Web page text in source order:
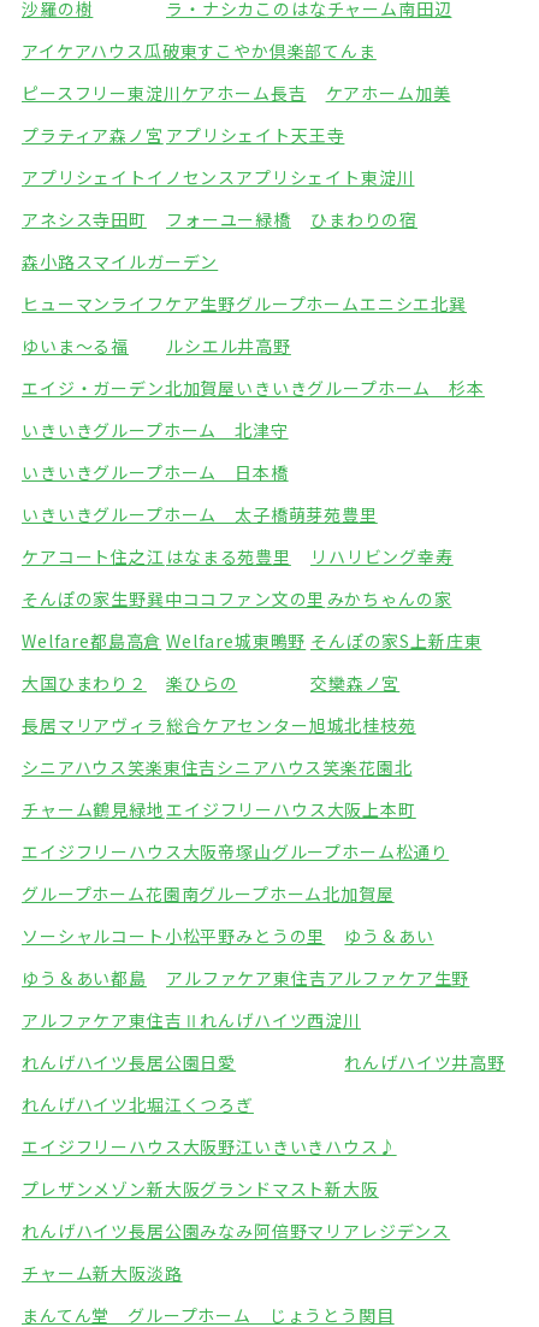
沙羅の樹
ラ・ナシカこのはなチャーム南田辺
アイケアハウス瓜破東すこやか倶楽部てんま
ピースフリー東淀川 ケアホーム長吉
ケアホーム加美
プラティア森ノ宮 アプリシェイト天王寺
アプリシェイトイノセンスアプリシェイト東淀川
アネシス寺田町
フォーユー緑橋
ひまわりの宿
森小路スマイルガーデン
ヒューマンライフケア生野グループホームエニシエ北巽
ゆいま～る福
ルシエル井高野
エイジ・ガーデン北加賀屋いきいきグループホーム 杉本
いきいきグループホーム 北津守
いきいきグループホーム 日本橋
いきいきグループホーム 太子橋萌芽苑豊里
ケアコート住之江 はなまる苑豊里
リハリビング幸寿
そんぽの家生野巽中ココファン文の里 みかちゃんの家
Welfare都島高倉 Welfare城東鴫野 そんぽの家S上新庄東
大国ひまわり２
楽ひらの
交欒森ノ宮
長居マリアヴィラ 総合ケアセンター旭城北桂枝苑
シニアハウス笑楽東住吉シニアハウス笑楽花園北
チャーム鶴見緑地エイジフリーハウス大阪上本町
エイジフリーハウス大阪帝塚山グループホーム松通り
グループホーム花園南グループホーム北加賀屋
ソーシャルコート小松平野みとうの里
ゆう＆あい
ゆう＆あい都島
アルファケア東住吉アルファケア生野
アルファケア東住吉Ⅱ れんげハイツ西淀川
れんげハイツ長居公園日愛
れんげハイツ井高野
れんげハイツ北堀江 くつろぎ
エイジフリーハウス大阪野江いきいきハウス♪
プレザンメゾン新大阪グランドマスト新大阪
れんげハイツ長居公園みなみ阿倍野マリアレジデンス
チャーム新大阪淡路
まんてん堂 グループホーム じょうとう関目